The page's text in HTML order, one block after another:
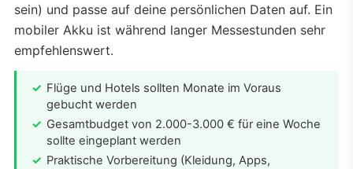
sein) und passe auf deine persönlichen Daten auf. Ein
mobiler Akku ist während langer Messestunden sehr
empfehlenswert.
Flüge und Hotels sollten Monate im Voraus
gebucht werden
Gesamtbudget von 2.000-3.000 € für eine Woche
sollte eingeplant werden
Praktische Vorbereitung (Kleidung, Apps,